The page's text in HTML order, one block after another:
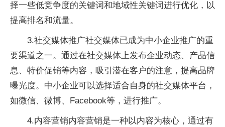
择一些低竞争度的关键词和地域性关键词进行优化，以
提高排名和流量。
3.社交媒体推广社交媒体已成为中小企业推广的重
要渠道之一。通过在社交媒体上发布企业动态、产品信
息、特价促销等内容，吸引潜在客户的注意，提高品牌
曝光度。中小企业可以选择适合自身的社交媒体平台，
如微信、微博、Facebook等，进行推广。
4.内容营销内容营销是一种以内容为核心，通过有